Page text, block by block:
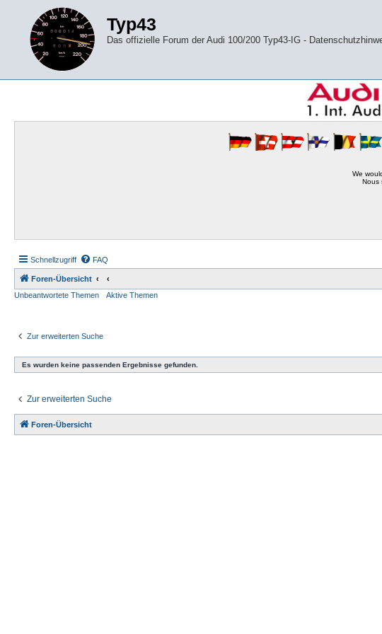
Typ43
Das offizielle Forum der Audi 100/200 Typ43-IG -
We
Nous
Schnellzugriff FAQ
Foren-Übersicht
Unbeantwortete Themen
Aktive Themen
Zur erweiterten Suche
Es wurden keine passenden Ergebnisse gefunden.
Zur erweiterten Suche
Foren-Übersicht